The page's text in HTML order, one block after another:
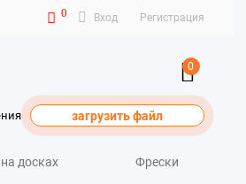
0 Вход Регистрация
0
загрузить файл
досках Фрески